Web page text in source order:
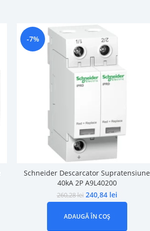
-7%
Schneider Descarcator Supratensiune
40kA 2P A9L40200
260,28lei 240,84 lei
ADAUGĂ ÎN COȘ